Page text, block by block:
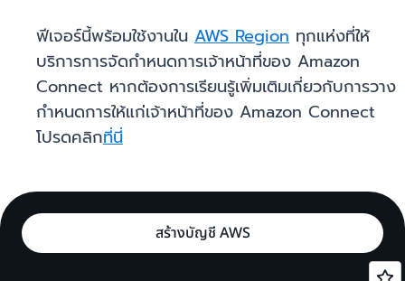
ฟีเจอร์นี้พร้อมใช้งานใน AWS Region ทุกแห่งที่ให้
บริการการจัดกำหนดการเจ้าหน้าที่ของ Amazon
Connect หากต้องการเรียนรู้เพิ่มเติมเกี่ยวกับการวาง
กำหนดการให้แก่เจ้าหน้าที่ของ Amazon Connect
โปรดคลิกที่นี่
สร้างบัญชี AWS